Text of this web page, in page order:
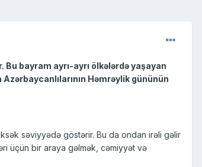
bayram ayrı-ayrı ölkələrdə yaşayan
Həmrəylik gününün
səviyyədə göstərir. Bu da ondan irəli gəlir
üçün bir araya gəlmək, cəmiyyət və